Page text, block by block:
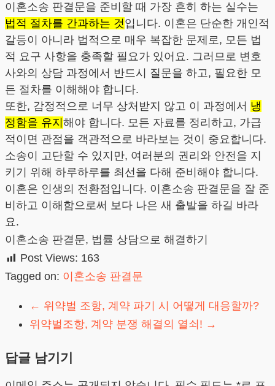
이혼소송 판결문을 준비할 때 가장 흔히 하는 실수는
법적 절차를 간과하는 것입니다. 이혼은 단순한 개인적
갈등이 아니라 법적으로 매우 복잡한 문제로, 모든 법
적 요구 사항을 충족할 필요가 있어요. 그러므로 변호
사와의 상담 과정에서 반드시 질문을 하고, 필요한 모
든 절차를 이해해야 합니다.
또한, 감정적으로 너무 상처받지 않고 이 과정에서 냉
정함을 유지 해야 합니다. 모든 자료를 정리하고, 가급
적이면 관점을 객관적으로 바라보는 것이 중요합니다.
소송이 고단할 수 있지만, 여러분의 권리와 안전을 지
키기 위해 하루하루를 최선을 다해 준비해야 합니다.
이혼은 인생의 전환점입니다. 이혼소송 판결문을 잘 준
비하고 이해함으로써 보다 나은 새 출발을 하길 바라
요.
이혼소송 판결문, 법률 상담으로 해결하기
Post Views: 163
Tagged on: 이혼소송 판결문
← 위약벌 조항, 계약 파기 시 어떻게 대응할까?
위약벌조항, 계약 분쟁 해결의 열쇠! →
답글 남기기